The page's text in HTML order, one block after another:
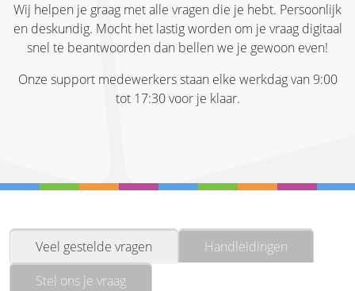
Wij helpen je graag met alle vragen die je hebt. Persoonlijk
en deskundig. Mocht het lastig worden om je vraag digitaal
snel te beantwoorden dan bellen we je gewoon even!
Onze support medewerkers staan elke werkdag van 9:00
tot 17:30 voor je klaar.
Veel gestelde vragen
Handleidingen
Stel ons je vraag